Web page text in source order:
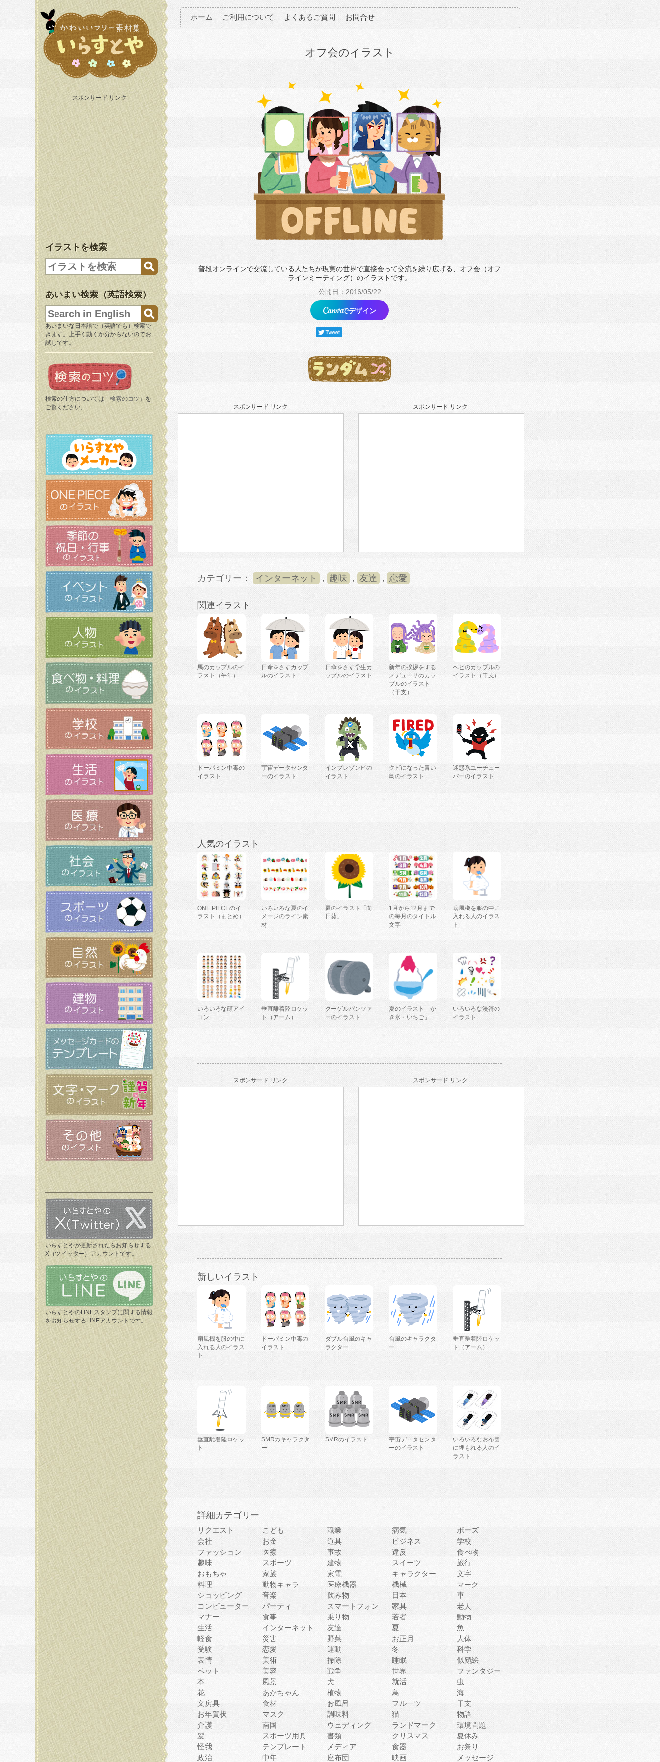
スポンサード リンク
イラストを検索
あいまい検索（英語検索）
あいまいな日本語で（英語でも）検索で
きます。上手く動くか分からないのでお
試しです。
検索の仕方については「 検索のコツ 」を
ご覧ください。
いらすとやが更新されたらお知らせする
X（ツイッター）アカウントです。
いらすとやのLINEスタンプに関する情報
をお知らせするLINEアカウントです。
ホーム ご利用について よくあるご質問 お問合せ
オフ会のイラスト
普段オンラインで交流している人たちが現実の世界で直接会って交流を繰り広げる、オフ会（オフ
ラインミーティング）のイラストです。
公開日：2016/05/22
でデザイン
スポンサード リンク スポンサード リンク
カテゴリー： インターネット , 趣味 , 友達 , 恋愛
関連イラスト
馬のカップルのイ
ラスト（午年）
日傘をさすカップ
ルのイラスト
日傘をさす学生カ
ップルのイラスト
新年の挨拶をする
メデューサのカッ
プルのイラスト
（干支）
ヘビのカップルの
イラスト（干支）
ドーパミン中毒の
イラスト
宇宙データセンタ
ーのイラスト
インプレゾンビの
イラスト
クビになった青い
鳥のイラスト
迷惑系ユーチュー
バーのイラスト
人気のイラスト
ONE PIECEのイ
ラスト（まとめ）
いろいろな夏のイ
メージのライン素
材
夏のイラスト「向
日葵」
1月から12月まで
の毎月のタイトル
文字
扇風機を服の中に
入れる人のイラス
ト
いろいろな顔アイ
コン
垂直離着陸ロケッ
ト（アーム）
クーゲルパンツァ
ーのイラスト
夏のイラスト「か
き氷・いちご」
いろいろな漫符の
イラスト
スポンサード リンク スポンサード リンク
新しいイラスト
扇風機を服の中に
入れる人のイラス
ト
ドーパミン中毒の
イラスト
ダブル台風のキャ
ラクター
台風のキャラクタ
ー
垂直離着陸ロケッ
ト（アーム）
垂直離着陸ロケッ
ト
SMRのキャラクタ
ー
SMRのイラスト
宇宙データセンタ
ーのイラスト
いろいろなお布団
に埋もれる人のイ
ラスト
詳細カテゴリー
リクエスト こども 職業 病気
ポーズ
会社
お金 道具 ビジネス
学校
ファッション
医療 事故 違反
食べ物
趣味
スポーツ 建物 スイーツ
旅行
おもちゃ
家族 家電 キャラクター
文字
料理
動物キャラ 医療機器 機械
マーク
ショッピング
音楽 飲み物 日本
車
コンピューター
パーティ スマートフォン 家具
老人
マナー
食事 乗り物 若者
動物
生活
インターネット 友達 夏
魚
軽食
災害 野菜 お正月
人体
受験
恋愛 運動 冬
科学
表情
美術 掃除 睡眠
似顔絵
ペット
美容 戦争 世界
ファンタジー
本
風景 犬 就活
虫
花
あかちゃん 植物 鳥
海
文房具
食材 お風呂 フルーツ
干支
お年賀状
マスク 調味料 猫
物語
介護
南国 ウェディング ランドマーク
環境問題
髪
スポーツ用具 書類 クリスマス
夏休み
怪我
テンプレート メディア 食器
お祭り
政治
中年 座布団 映画 メッセージ